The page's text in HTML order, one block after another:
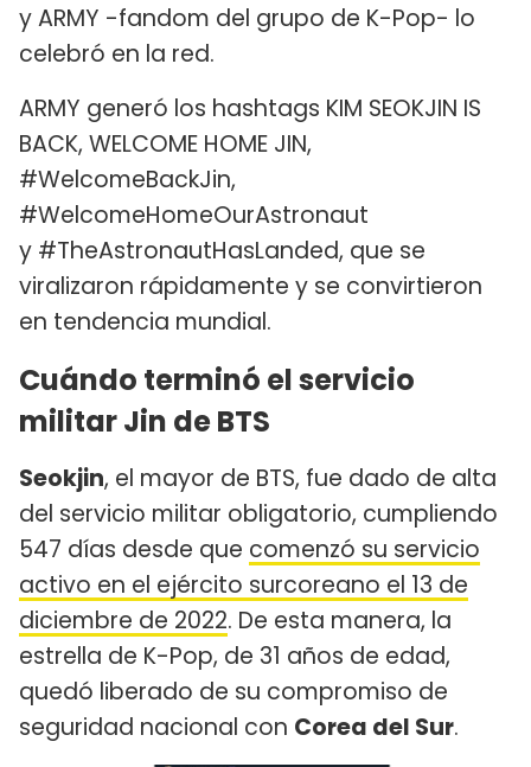
y ARMY -fandom del grupo de K-Pop- lo
celebró en la red.
ARMY generó los hashtags KIM SEOKJIN IS
BACK, WELCOME HOME JIN,
#WelcomeBackJin,
#WelcomeHomeOurAstronaut
y #TheAstronautHasLanded, que se
viralizaron rápidamente y se convirtieron
en tendencia mundial.
Cuándo terminó el servicio
militar Jin de BTS
Seokjin, el mayor de BTS, fue dado de alta
del servicio militar obligatorio, cumpliendo
547 días desde que comenzó su servicio
activo en el ejército surcoreano el 13 de
diciembre de 2022. De esta manera, la
estrella de K-Pop, de 31 años de edad,
quedó liberado de su compromiso de
seguridad nacional con Corea del Sur.